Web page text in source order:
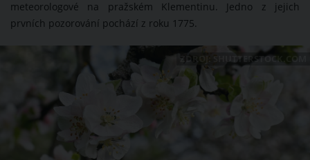
meteorologové na pražském Klementinu. Jedno z jejich
prvních pozorování pochází z roku 1775.
ZDROJ: SHUTTERSTOCK.COM